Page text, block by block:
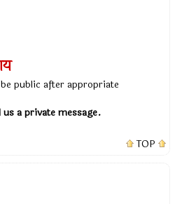
public after appropriate
a private message.
TOP